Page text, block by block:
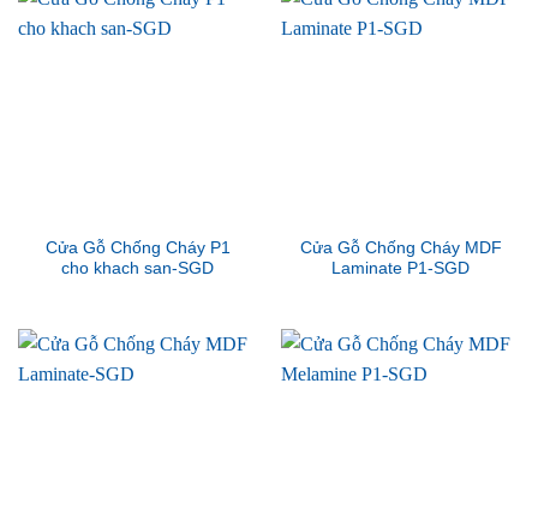
Cửa Gỗ Chống Cháy P1
cho khach san-SGD
Cửa Gỗ Chống Cháy MDF
Laminate P1-SGD